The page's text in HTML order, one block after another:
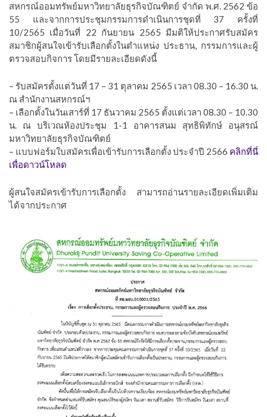
สหกรณ์ออมทรัพย์มหาวิทยาลัยธุรกิจบัณฑิตย์ จำกัด พ.ศ. 2562 ข้อ
55 และจากการประชุมกรรมการดำเนินการชุดที่ 37 ครั้งที่
10/2565 เมื่อวันที่ 22 กันยายน 2565 มีมติให้ประกาศรับสมัคร
สมาชิกผู้สนใจเข้ารับเลือกตั้งในตำแหน่ง ประธาน, กรรมการและผู้
ตรวจสอบกิจการ โดยมีรายละเอียดดังนี้
– รับสมัครตั้งแต่วันที่ 17 – 31 ตุลาคม 2565 เวลา 08.30 – 16.30 น.
ณ สำนักงานสหกรณ์ฯ
– เลือกตั้งในวันเสาร์ที่ 17 ธันวาคม 2565 ตั้งแต่เวลา 08.30 – 10.30
น. ณ บริเวณห้องประชุม 1-1 อาคารสนม สุทธิพิทักษ์ อนุสรณ์
มหาวิทยาลัยธุรกิจบัณฑิตย์
– แบบฟอร์มใบสมัครเพื่อเข้ารับการเลือกตั้ง ประจำปี 2566 คลิกที่นี่
เพื่อดาวน์โหลด
ผู้สนใจสมัครเข้ารับการเลือกตั้ง สามารถอ่านรายละเอียดเพิ่มเติม
ได้จากประกาศ